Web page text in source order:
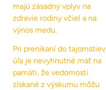
majú zásadný vplyv na
zdravie rodiny včiel a na
výnos medu.
Pri prenikaní do tajomstiev
úľa je nevyhnutné mať na
pamäti, že vedomosti
získané z výskumu môžu